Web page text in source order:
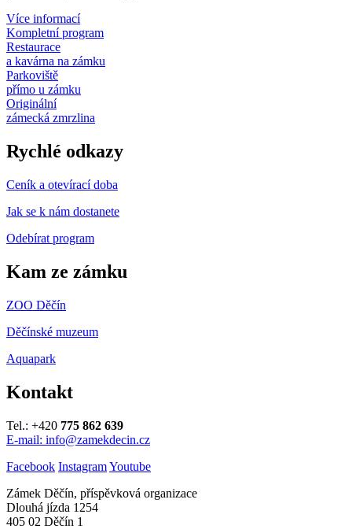
Více informací
Kompletní program
Restaurace
a kavárna na zámku
Parkoviště
přímo u zámku
Originální
zámecká zmrzlina
Rychlé odkazy
Ceník a otevírací doba
Jak se k nám dostanete
Odebírat program
Kam ze zámku
ZOO Děčín
Děčínské muzeum
Aquapark
Kontakt
Tel.: +420 775 862 639
E-mail: info@zamekdecin.cz
Facebook InstagramYoutube
Zámek Děčín, příspěvková organizace
Dlouhá jízda 1254
405 02 Děčín 1